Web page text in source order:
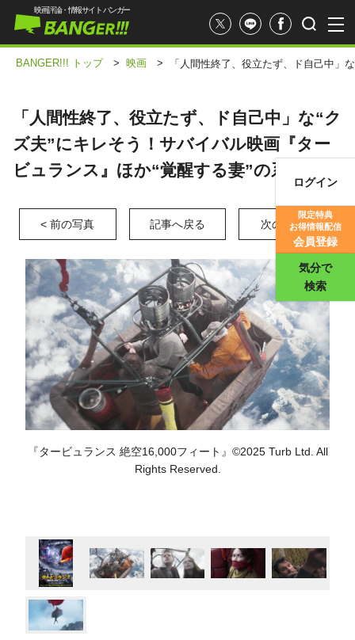
映画評価
映画評論・情報サイト バンガー
ログイン
限定特典
お得情報配信
会員登録
気分で
検索
BANGER!!! トップ > 映画 > 「人間性終了、役立たず、ド自己中」
「人間性終了、役立たず、ド自己中」な“ク
ズ夫”にキレそう！サバイバル映画『ター
ビュランス』ほか“覚醒する妻”の系譜
< 前の写真 記事へ戻る 次の写真 >
『タービュランス 絶空16,000フィート』©2025 Turb Ltd. All
Rights Reserved.